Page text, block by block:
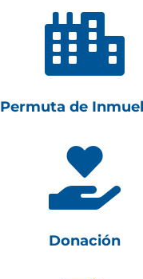

Permuta de

Donación